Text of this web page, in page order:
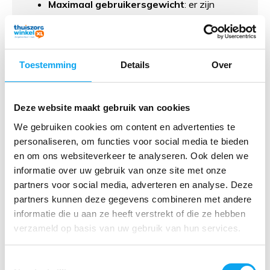
Toestemming Details Over
Deze website maakt gebruik van cookies
We gebruiken cookies om content en advertenties te
personaliseren, om functies voor social media te bieden
en om ons websiteverkeer te analyseren. Ook delen we
informatie over uw gebruik van onze site met onze
partners voor social media, adverteren en analyse. Deze
partners kunnen deze gegevens combineren met andere
informatie die u aan ze heeft verstrekt of die ze hebben
verzameld op basis van uw gebruik van hun services.
Maximaal gebruikersgewicht: er zijn
: antislipdopjes of rubberen wielen
voor maximale grip
Gebruiksgemak: lichte modellen of stoelen
met arm- en rugleuningen
Met deze kenmerken kiest u een douchestoel die
zowel veilig als praktisch is voor dagelijks gebruik.
Waarom kiezen voor een
douchestoel van
ThuiszorgwinkelXL?